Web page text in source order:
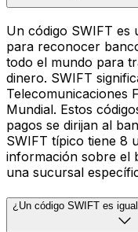
Un código SWIFT es
para reconocer
todo el mundo para
dinero. SWIFT
Telecomunicaciones
Mundial. Estos
pagos se dirijan al
SWIFT típico tiene 8
información sobre el
una sucursal
¿Un código SWIFT es